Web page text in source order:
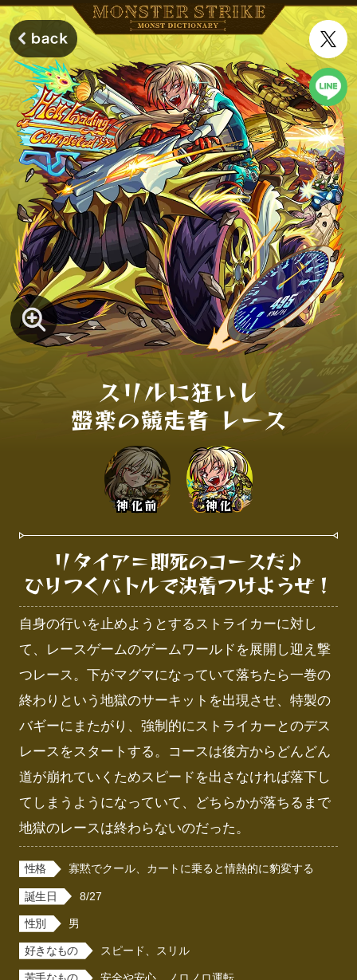
スリルに狂いし
盤楽の競走者 レース
神化前 神化
リタイア＝即死のコースだ♪
ひりつくバトルで決着つけようぜ！
自身の行いを止めようとするストライカーに対し
て、レースゲームのゲームワールドを展開し迎え撃
つレース。下がマグマになっていて落ちたら一巻の
終わりという地獄のサーキットを出現させ、特製の
バギーにまたがり、強制的にストライカーとのデス
レースをスタートする。コースは後方からどんどん
道が崩れていくためスピードを出さなければ落下し
てしまうようになっていて、どちらかが落ちるまで
地獄のレースは終わらないのだった。
性格 寡黙でクール、カートに乗ると情熱的に豹変する
誕生日 8/27
性別 男
好きなもの スピード、スリル